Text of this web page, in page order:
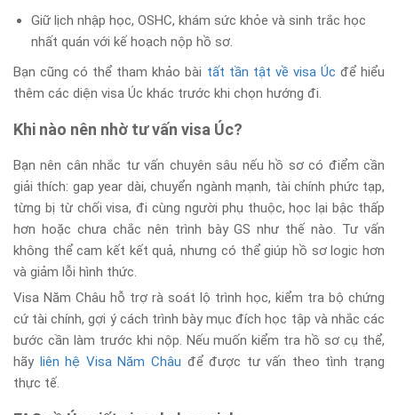
Giữ lịch nhập học, OSHC, khám sức khỏe và sinh trắc học
nhất quán với kế hoạch nộp hồ sơ.
Bạn cũng có thể tham khảo bài tất tần tật về visa Úc để hiểu
thêm các diện visa Úc khác trước khi chọn hướng đi.
Khi nào nên nhờ tư vấn visa Úc?
Bạn nên cân nhắc tư vấn chuyên sâu nếu hồ sơ có điểm cần
giải thích: gap year dài, chuyển ngành mạnh, tài chính phức tạp,
từng bị từ chối visa, đi cùng người phụ thuộc, học lại bậc thấp
hơn hoặc chưa chắc nên trình bày GS như thế nào. Tư vấn
không thể cam kết kết quả, nhưng có thể giúp hồ sơ logic hơn
và giảm lỗi hình thức.
Visa Năm Châu hỗ trợ rà soát lộ trình học, kiểm tra bộ chứng
cứ tài chính, gợi ý cách trình bày mục đích học tập và nhắc các
bước cần làm trước khi nộp. Nếu muốn kiểm tra hồ sơ cụ thể,
hãy liên hệ Visa Năm Châu để được tư vấn theo tình trạng
thực tế.